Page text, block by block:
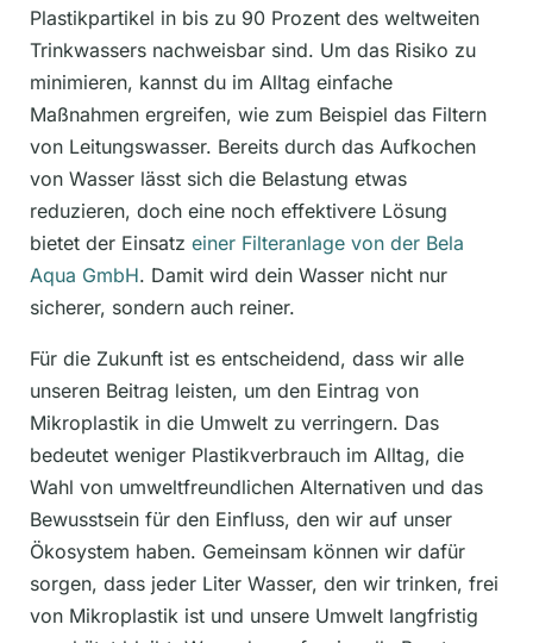
Plastikpartikel in bis zu 90 Prozent des weltweiten
Trinkwassers nachweisbar sind. Um das Risiko zu
minimieren, kannst du im Alltag einfache
Maßnahmen ergreifen, wie zum Beispiel das Filtern
von Leitungswasser. Bereits durch das Aufkochen
von Wasser lässt sich die Belastung etwas
reduzieren, doch eine noch effektivere Lösung
bietet der Einsatz einer Filteranlage von der Bela
Aqua GmbH. Damit wird dein Wasser nicht nur
sicherer, sondern auch reiner.
Für die Zukunft ist es entscheidend, dass wir alle
unseren Beitrag leisten, um den Eintrag von
Mikroplastik in die Umwelt zu verringern. Das
bedeutet weniger Plastikverbrauch im Alltag, die
Wahl von umweltfreundlichen Alternativen und das
Bewusstsein für den Einfluss, den wir auf unser
Ökosystem haben. Gemeinsam können wir dafür
sorgen, dass jeder Liter Wasser, den wir trinken, frei
von Mikroplastik ist und unsere Umwelt langfristig